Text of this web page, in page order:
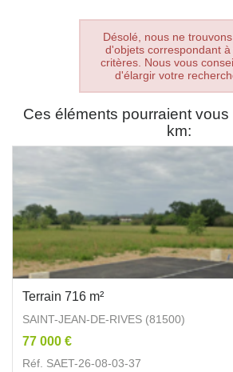
Désolé, nous ne
d'objets correspondant à
critères. Nous vous
d'élargir votre
Ces éléments pourraient
km:
Terrain 716 m²
SAINT-JEAN-DE-RIVES (81500)
77 000 €
Réf. SAET-26-08-03-37